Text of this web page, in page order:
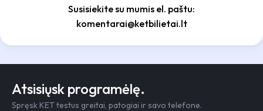
Susisiekite su mumis el. paštu:
komentarai@ketbilietai.lt
Atsisiųsk programėlę.
Spręsk KET testus greitai, patogiai ir savo telefone.